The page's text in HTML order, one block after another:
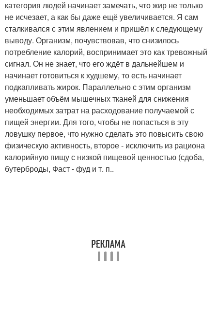
категория людей начинает замечать, что жир не только
не исчезает, а как бы даже ещё увеличивается. Я сам
сталкивался с этим явлением и пришёл к следующему
выводу. Организм, почувствовав, что снизилось
потребление калорий, воспринимает это как тревожный
сигнал. Он не знает, что его ждёт в дальнейшем и
начинает готовиться к худшему, то есть начинает
подкапливать жирок. Параллельно с этим организм
уменьшает объём мышечных тканей для снижения
необходимых затрат на расходование получаемой с
пищей энергии. Для того, чтобы не попасться в эту
ловушку первое, что нужно сделать это повысить свою
физическую активность, второе - исключить из рациона
калорийную пищу с низкой пищевой ценностью (сдоба,
бутерброды, Фаст - фуд и т. п..